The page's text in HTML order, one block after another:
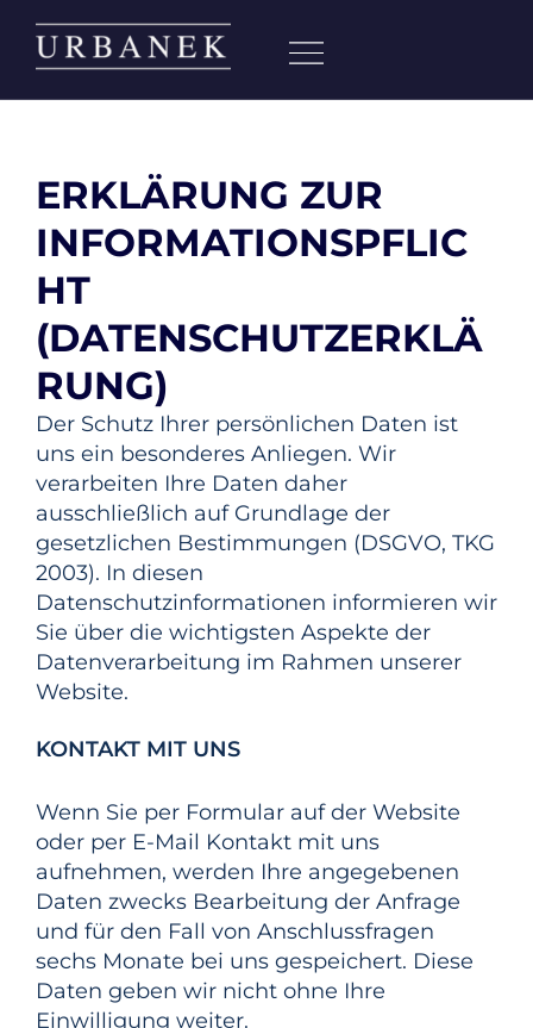
ERKLÄRUNG ZUR
INFORMATIONSPFLIC
HT
(DATENSCHUTZERKLÄ
RUNG)
Der Schutz Ihrer persönlichen Daten ist
uns ein besonderes Anliegen. Wir
verarbeiten Ihre Daten daher
ausschließlich auf Grundlage der
gesetzlichen Bestimmungen (DSGVO, TKG
2003). In diesen
Datenschutzinformationen informieren wir
Sie über die wichtigsten Aspekte der
Datenverarbeitung im Rahmen unserer
Website.
KONTAKT MIT UNS
Wenn Sie per Formular auf der Website
oder per E-Mail Kontakt mit uns
aufnehmen, werden Ihre angegebenen
Daten zwecks Bearbeitung der Anfrage
und für den Fall von Anschlussfragen
sechs Monate bei uns gespeichert. Diese
Daten geben wir nicht ohne Ihre
Einwilligung weiter.